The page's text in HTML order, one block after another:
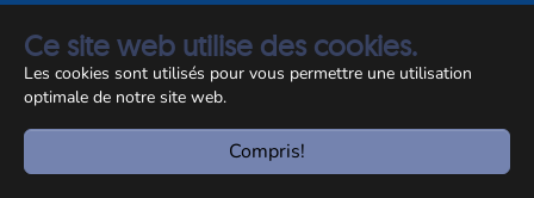
Ce site web utilise des cookies.
Les cookies sont utilisés pour vous permettre une utilisation
optimale de notre site web.
Compris!